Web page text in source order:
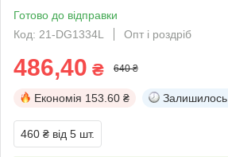
Готово до відправки
Код: 21-DG1334L
Опт і роздріб
486,40 ₴ 640 ₴
Економія 153.60 ₴ Залишилось
460 ₴ від 5 шт.